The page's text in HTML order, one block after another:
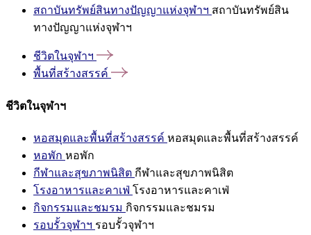
สถาบันทรัพย์สินทางปัญญาแห่งจุฬาฯ สถาบันทรัพย์สิน
ทางปัญญาแห่งจุฬาฯ
ชีวิตในจุฬาฯ
พื้นที่สร้างสรรค์
ชีวิตในจุฬาฯ
หอสมุดและพื้นที่สร้างสรรค์ หอสมุดและพื้นที่สร้างสรรค์
หอพัก หอพัก
กีฬาและสุขภาพนิสิต กีฬาและสุขภาพนิสิต
โรงอาหารและคาเฟ่ โรงอาหารและคาเฟ่
กิจกรรมและชมรม กิจกรรมและชมรม
รอบรั้วจุฬาฯ รอบรั้วจุฬาฯ